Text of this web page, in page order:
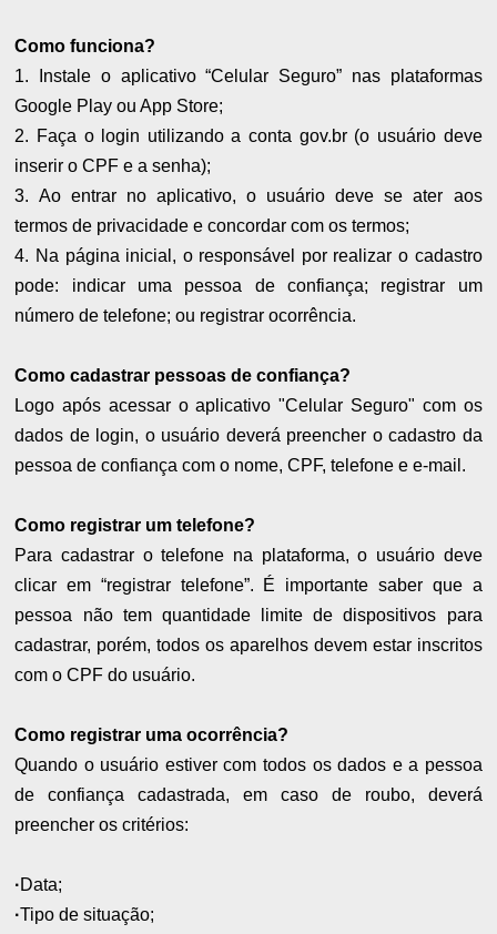
Como funciona?
1. Instale o aplicativo “Celular Seguro” nas plataformas
Google Play ou App Store;
2. Faça o login utilizando a conta gov.br (o usuário deve
inserir o CPF e a senha);
3. Ao entrar no aplicativo, o usuário deve se ater aos
termos de privacidade e concordar com os termos;
4. Na página inicial, o responsável por realizar o cadastro
pode: indicar uma pessoa de confiança; registrar um
número de telefone; ou registrar ocorrência.
Como cadastrar pessoas de confiança?
Logo após acessar o aplicativo "Celular Seguro" com os
dados de login, o usuário deverá preencher o cadastro da
pessoa de confiança com o nome, CPF, telefone e e-mail.
Como registrar um telefone?
Para cadastrar o telefone na plataforma, o usuário deve
clicar em “registrar telefone”. É importante saber que a
pessoa não tem quantidade limite de dispositivos para
cadastrar, porém, todos os aparelhos devem estar inscritos
com o CPF do usuário.
Como registrar uma ocorrência?
Quando o usuário estiver com todos os dados e a pessoa
de confiança cadastrada, em caso de roubo, deverá
preencher os critérios:
·Data;
·Tipo de situação;